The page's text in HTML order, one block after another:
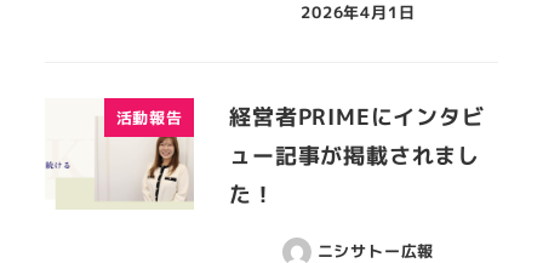
2026年4月1日
活動報告
経営者PRIMEにインタビ
ュー記事が掲載されまし
た！
ニシサトー広報